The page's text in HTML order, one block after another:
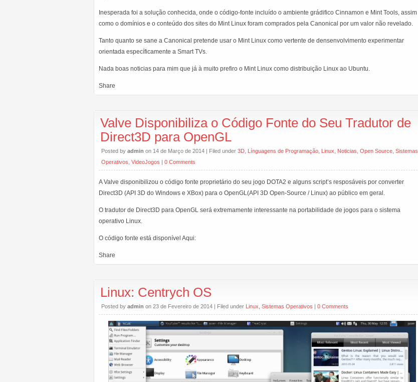
Inesperada foi a solução conhecida, onde o código-fonte incluído o ambiente grádifico Cinnamon e Mint Tools, assim
como o domínios e o conteúdo dos sites do Mint Linux foram comprados pela Canonical por um valor não revelado.
Tanto quanto se sane a Canonical pretende usar o Mint Linux como vertente de densenvolvimento experimentar
orientada específicamente a Smart TVs.
Nada boas noticias para mim que já à muito prefiro o Mint Linux como distribuição Linux ao Ubuntu.
Share
Valve Disponibiliza o Código Fonte do Seu Tradutor de
Direct3D para OpenGL
Posted by admin on 14 de Março de 2014 | Filed under 3D Línguagens de Programação Linux Noticias Open Source Sistemas
Operativos VideoJogos | 0 Comments
A Valve disponibilizou o código fonte proprietário do seu jogo DOTA2 e alguns script’s resposáveis por converter
Direct3D (API 3D do Windows e XBox) para o OpenGL(API 3D Open-Source / Linux) ao público em geral.
O tradutor de Direct3D para OpenGL será extremamente interessante na portabilidade de jogos para o sistema
operativo Linux.
O código fonte está disponível Aqui:
Share
Linux: Centrych OS
Posted by admin on 23 de Fevereiro de 2014 | Filed under Linux Sistemas Operativos | 0 Comments